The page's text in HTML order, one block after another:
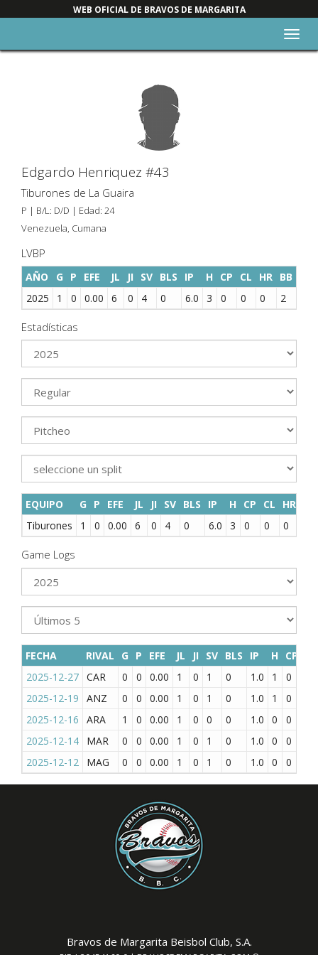
WEB OFICIAL DE BRAVOS DE MARGARITA
Edgardo Henriquez #43
Tiburones de La Guaira
P | B/L: D/D | Edad: 24
Venezuela, Cumana
LVBP
AÑO G P EFE JL JI SV BLS IP H CP CL HR BB
2025
1 0 0.00 6 0 4 0 6.0 3 0 0 0 2
Estadísticas
EQUIPO G P EFE JL JI SV BLS IP H CP CL HR
Tiburones
1 0 0.00 6 0 4 0 6.0 3 0 0 0
Game Logs
FECHA RIVAL G P EFE JL JI SV BLS IP H CP
2025-12-27 CAR 0 0 0.00 1 0 1 0 1.0 1 0
2025-12-19
ANZ 0 0 0.00 1 0 1 0 1.0 1 0
2025-12-16
ARA 1 0 0.00 1 0 0 0 1.0 0 0
2025-12-14
MAR 0 0 0.00 1 0 1 0 1.0 0 0
2025-12-12
MAG 0 0 0.00 1 0 1 0 1.0 0 0
Bravos de Margarita Beisbol Club, S.A.